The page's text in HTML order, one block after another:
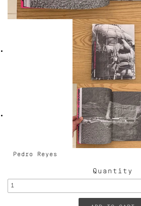
Quantity